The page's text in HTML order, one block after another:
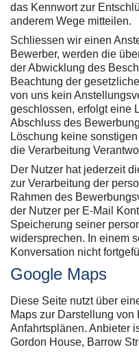
das Kennwort zur
anderem Wege mitteilen.
Schliessen wir einen
Bewerber, werden die
der Abwicklung des
Beachtung der
von uns kein
geschlossen, erfolgt eine
Abschluss des
Löschung keine
die Verarbeitung
Der Nutzer hat jederzeit
zur Verarbeitung der
Rahmen des
der Nutzer per E-Mail
Speicherung seiner
widersprechen. In einem
Konversation nicht
Google Maps
Diese Seite nutzt über
Maps zur Darstellung
Anfahrtsplänen. Anbieter
Gordon House, Barrow